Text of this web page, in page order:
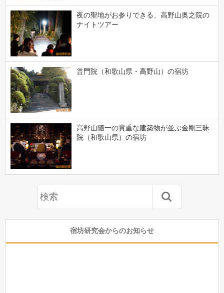
夜の聖地がお参りできる、高野山奥之院の
ナイトツアー
普門院（和歌山県・高野山）の宿坊
高野山随一の貴重な建築物が並ぶ金剛三昧
院（和歌山県）の宿坊
宿坊研究会からのお知らせ